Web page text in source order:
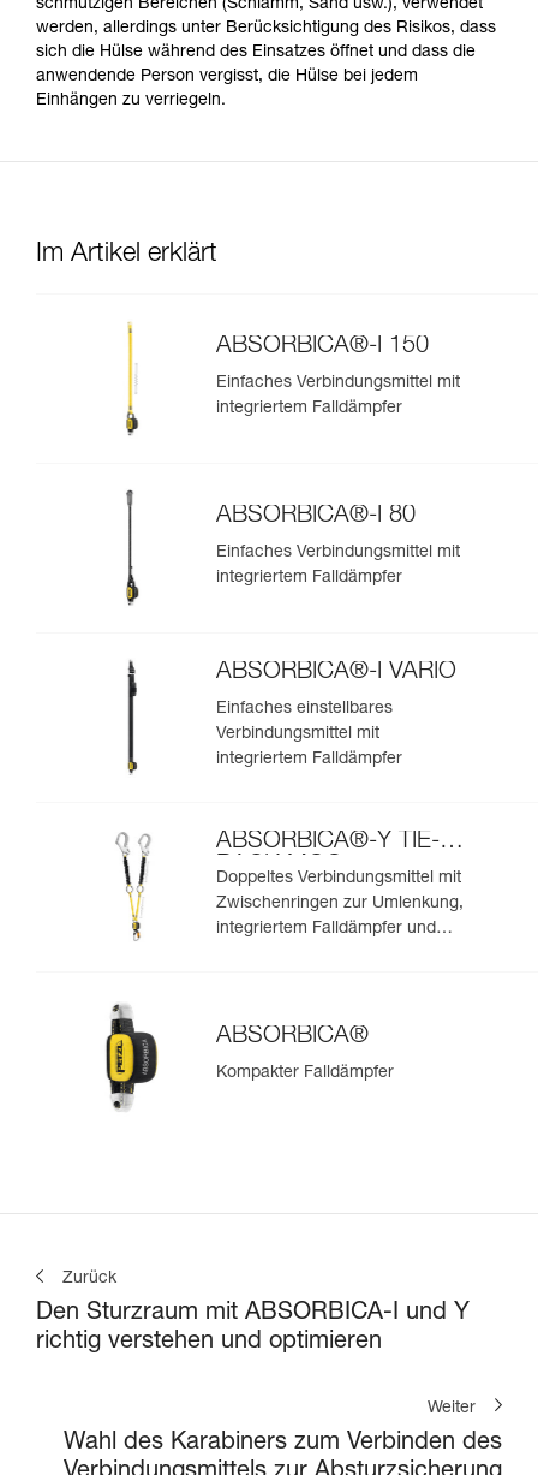
schmutzigen Bereichen (Schlamm, Sand usw.), verwendet
werden, allerdings unter Berücksichtigung des Risikos, dass
sich die Hülse während des Einsatzes öffnet und dass die
anwendende Person vergisst, die Hülse bei jedem
Einhängen zu verriegeln.
Im Artikel erklärt
ABSORBICA®-I 150
Einfaches Verbindungsmittel mit
integriertem Falldämpfer
ABSORBICA®-I 80
Einfaches Verbindungsmittel mit
integriertem Falldämpfer
ABSORBICA®-I VARIO
Einfaches einstellbares
Verbindungsmittel mit
integriertem Falldämpfer
ABSORBICA®-Y TIE-
BACK MGO
Doppeltes Verbindungsmittel mit
Zwischenringen zur Umlenkung,
integriertem Falldämpfer und
ABSORBICA®
Kompakter Falldämpfer
Zurück
Den Sturzraum mit ABSORBICA-I und Y
richtig verstehen und optimieren
Weiter
Wahl des Karabiners zum Verbinden des